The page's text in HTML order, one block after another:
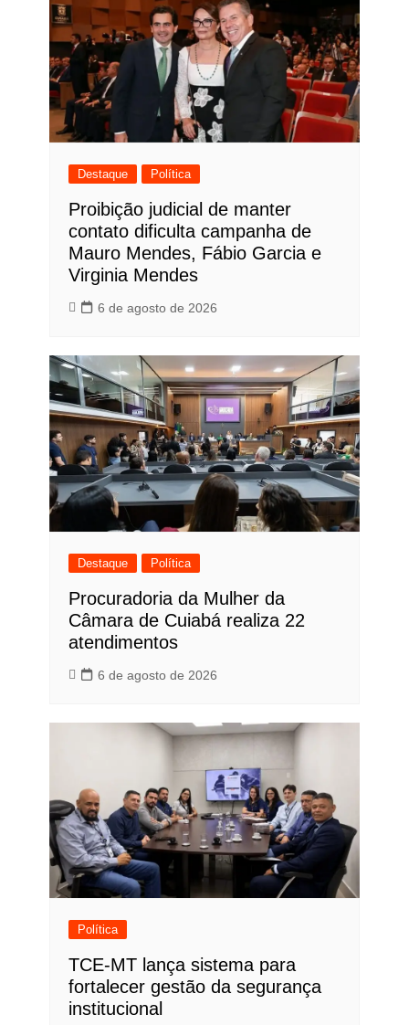
Destaque Política
Proibição judicial de manter
contato dificulta campanha de
Mauro Mendes, Fábio Garcia e
Virginia Mendes
6 de agosto de 2026
Destaque Política
Procuradoria da Mulher da
Câmara de Cuiabá realiza 22
atendimentos
6 de agosto de 2026
Política
TCE-MT lança sistema para
fortalecer gestão da segurança
institucional